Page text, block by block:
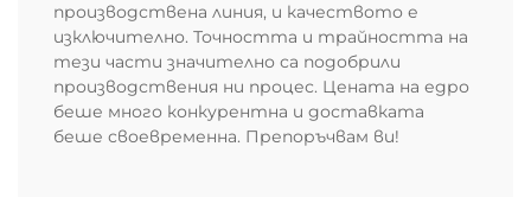
производствена линия, и качеството е
изключително. Точността и трайността на
тези части значително са подобрили
производствения ни процес. Цената на едро
беше много конкурентна и доставката
беше своевременна. Препоръчвам ви!